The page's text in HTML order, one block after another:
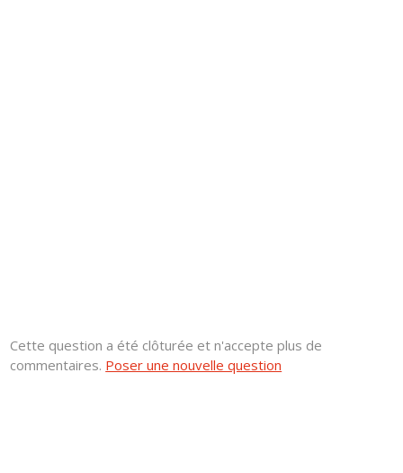
Cette question a été clôturée et n'accepte plus de
commentaires. Poser une nouvelle question